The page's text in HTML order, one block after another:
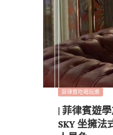
菲律賓吃喝玩樂
| 菲律賓遊
SKY 坐擁